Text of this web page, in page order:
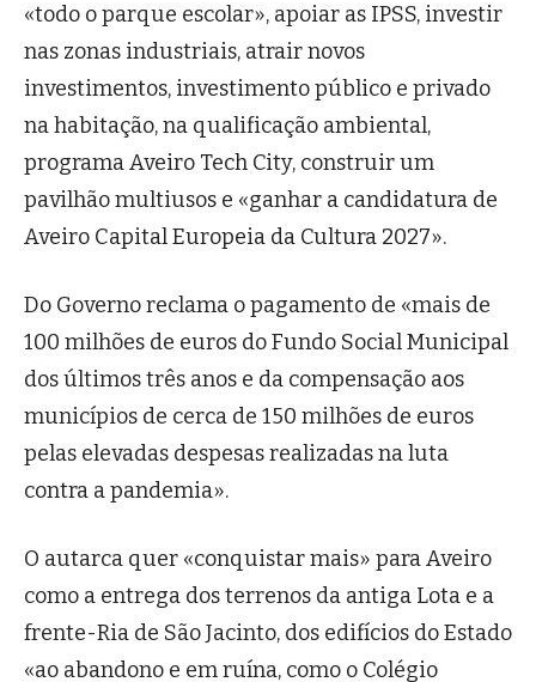
«todo o parque escolar», apoiar as IPSS, investir
nas zonas industriais, atrair novos
investimentos, investimento público e privado
na habitação, na qualificação ambiental,
programa Aveiro Tech City, construir um
pavilhão multiusos e «ganhar a candidatura de
Aveiro Capital Europeia da Cultura 2027».
Do Governo reclama o pagamento de «mais de
100 milhões de euros do Fundo Social Municipal
dos últimos três anos e da compensação aos
municípios de cerca de 150 milhões de euros
pelas elevadas despesas realizadas na luta
contra a pandemia».
O autarca quer «conquistar mais» para Aveiro
como a entrega dos terrenos da antiga Lota e a
frente-Ria de São Jacinto, dos edifícios do Estado
«ao abandono e em ruína, como o Colégio